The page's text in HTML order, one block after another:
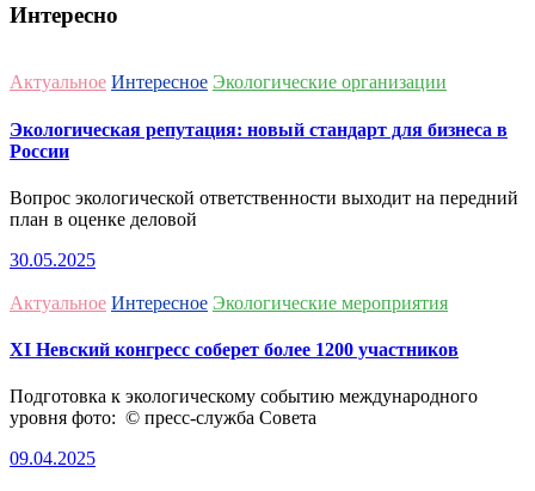
Интересно
Актуальное Интересное Экологические организации
Экологическая репутация: новый стандарт для бизнеса в
России
Вопрос экологической ответственности выходит на передний
план в оценке деловой
30.05.2025
Актуальное Интересное Экологические мероприятия
ХI Невский конгресс соберет более 1200 участников
Подготовка к экологическому событию международного
уровня фото: © пресс-служба Совета
09.04.2025